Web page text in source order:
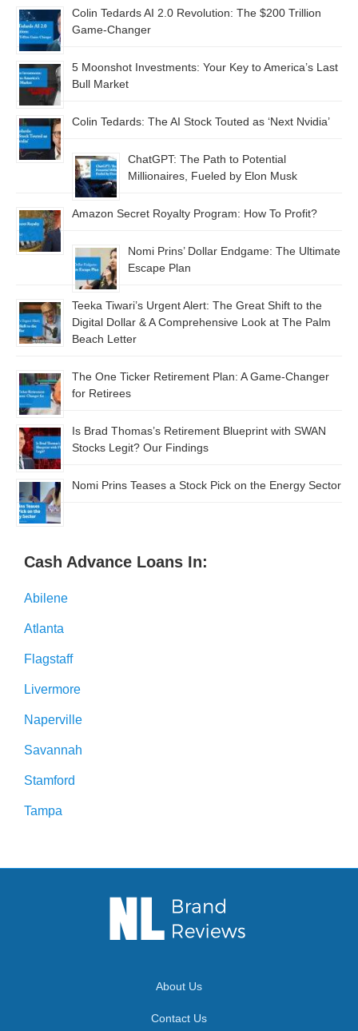
Colin Tedards AI 2.0 Revolution: The $200 Trillion
Game-Changer
5 Moonshot Investments: Your Key to America’s Last
Bull Market
Colin Tedards: The AI Stock Touted as ‘Next Nvidia’
ChatGPT: The Path to Potential
Millionaires, Fueled by Elon Musk
Amazon Secret Royalty Program: How To Profit?
Nomi Prins’ Dollar Endgame: The Ultimate
Escape Plan
Teeka Tiwari’s Urgent Alert: The Great Shift to the
Digital Dollar & A Comprehensive Look at The Palm
Beach Letter
The One Ticker Retirement Plan: A Game-Changer
for Retirees
Is Brad Thomas’s Retirement Blueprint with SWAN
Stocks Legit? Our Findings
Nomi Prins Teases a Stock Pick on the Energy Sector
Cash Advance Loans In:
Abilene
Atlanta
Flagstaff
Livermore
Naperville
Savannah
Stamford
Tampa
About Us
Contact Us